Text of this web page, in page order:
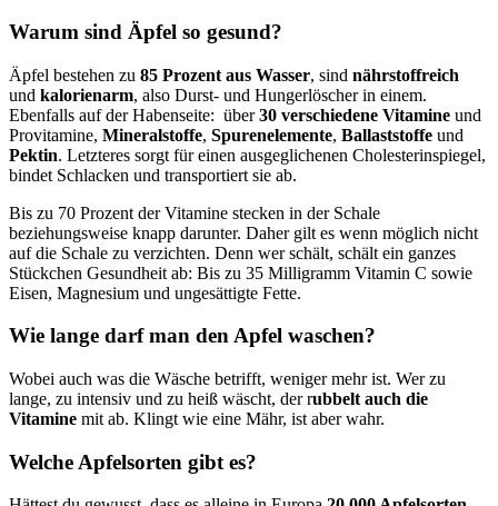
Warum sind Äpfel so gesund?
Äpfel bestehen zu 85 Prozent aus Wasser, sind nährstoffreich
und kalorienarm, also Durst- und Hungerlöscher in einem.
Ebenfalls auf der Habenseite: über30 verschiedene Vitamine und
Provitamine, Mineralstoffe, Spurenelemente, Ballaststoffe und
Pektin. Letzteres sorgt für einen ausgeglichenen Cholesterinspiegel,
bindet Schlacken und transportiert sie ab.
Bis zu 70 Prozent der Vitamine stecken in der Schale
beziehungsweise knapp darunter. Daher gilt es wenn möglich nicht
auf die Schale zu verzichten. Denn wer schält, schält ein ganzes
Stückchen Gesundheit ab: Bis zu 35 Milligramm Vitamin C sowie
Eisen, Magnesium und ungesättigte Fette.
Wie lange darf man den Apfel waschen?
Wobei auch was die Wäsche betrifft, weniger mehr ist. Wer zu
lange, zu intensiv und zu heiß wäscht, der rubbelt auch die
Vitamine mit ab. Klingt wie eine Mähr, ist aber wahr.
Welche Apfelsorten gibt es?